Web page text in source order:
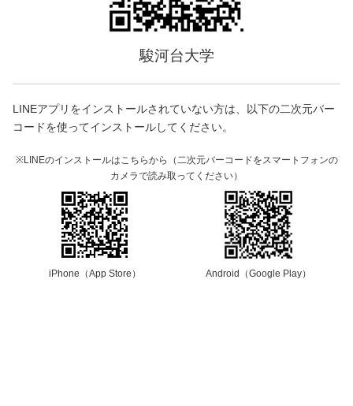
駿河台大学
LINEアプリをインストールされていない方は、以下の二次元バー
コードを使ってインストールしてください。
※LINEのインストールはこちらから（二次元バーコードをスマートフォンの
カメラで読み取ってください）
iPhone（App Store） Android（Google Play）